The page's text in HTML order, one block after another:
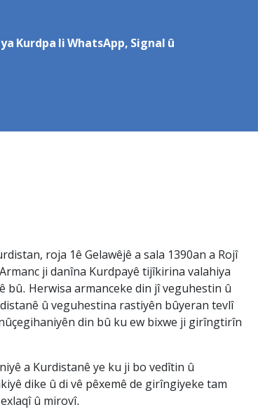
Kurdpa li WhatsApp, Signal û
roja 1ê Gelawêjê a sala 1390an a Rojî
ji danîna Kurdpayê tijîkirina valahiya
bû. Herwisa armanceke din jî veguhestin û
û veguhestina rastiyên bûyeran tevlî
din bû ku ew bixwe ji girîngtirîn
a Kurdistanê ye ku ji bo vedîtin û
dike û di vê pêxemê de girîngiyeke tam
û mirovî.